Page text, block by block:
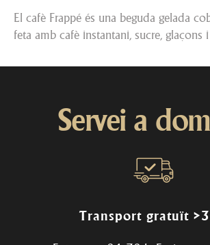
El cafè Frappé és una beguda gelada
feta amb cafè instantani, sucre, glaçons i
Servei a
Transport gratuït